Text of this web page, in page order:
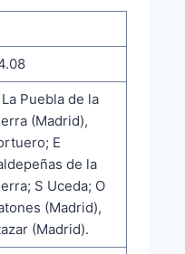
La Puebla de la
(Madrid),
E
de la
S Uceda; O
(Madrid),
(Madrid).